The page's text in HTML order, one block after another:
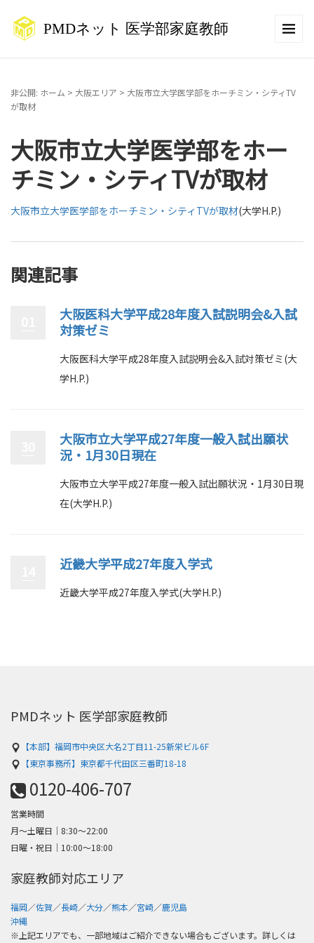
非公開: ホーム > 大阪エリア > 大阪市立大学医学部をホーチミン・シティTV
が取材
大阪市立大学医学部をホー
チミン・シティTVが取材
大阪市立大学医学部をホーチミン・シティTVが取材(大学H.P.)
関連記事
大阪医科大学平成28年度入試説明会&入試
対策ゼミ
大阪医科大学平成28年度入試説明会&入試対策ゼミ(大
学H.P.)
大阪市立大学平成27年度一般入試出願状
況・1月30日現在
大阪市立大学平成27年度一般入試出願状況・1月30日現
在(大学H.P.)
近畿大学平成27年度入学式
近畿大学平成27年度入学式(大学H.P.)
PMDネット 医学部家庭教師
【本部】福岡市中央区大名2丁目11-25新栄ビル6F
【東京事務所】東京都千代田区三番町18-18
0120-406-707
営業時間
月～土曜日│8:30〜22:00
日曜・祝日│10:00〜18:00
家庭教師対応エリア
福岡／佐賀／長崎／大分／熊本／宮崎／鹿児島
沖縄
※上記エリアでも、一部地域はご紹介できない場合もございます。詳しくは